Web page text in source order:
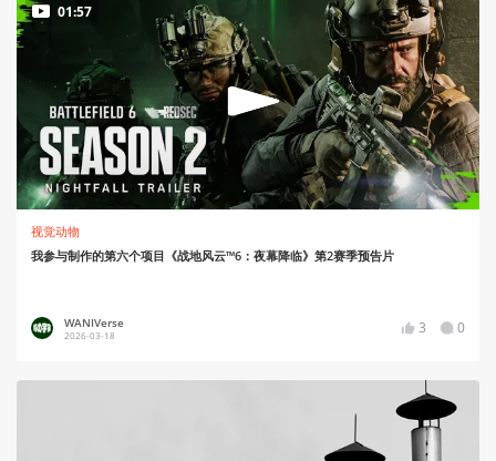
01:57
视觉动物
我参与制作的第六个项目《战地风云™6：夜幕降临》第2赛季预告片
WANIVerse
2026-03-18 3 0